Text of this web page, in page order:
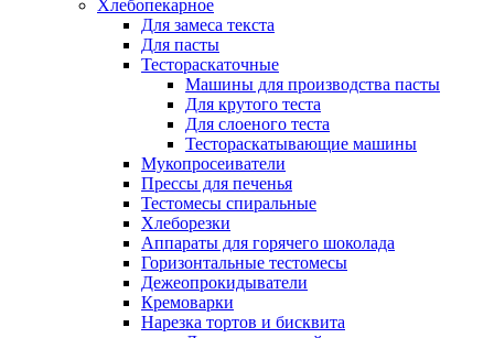
Хлебопекарное
Для замеса текста
Для пасты
Тестораскаточные
Машины для производства пасты
Для крутого теста
Для слоеного теста
Тестораскатывающие машины
Мукопросеиватели
Прессы для печенья
Тестомесы спиральные
Хлеборезки
Аппараты для горячего шоколада
Горизонтальные тестомесы
Дежеопрокидыватели
Кремоварки
Нарезка тортов и бисквита